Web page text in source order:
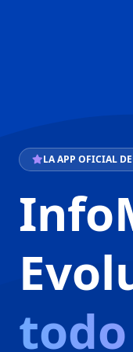
LA APP OFICIAL